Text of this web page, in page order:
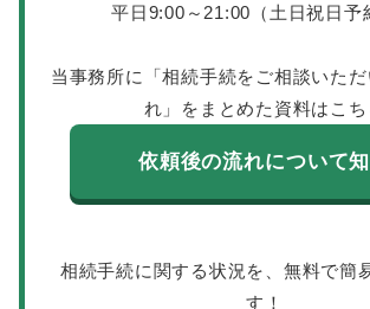
平日9:00～21:00（土日祝日予
当事務所に「相続手続をご相談いた
れ」をまとめた資料はこち
依頼後の流れについて
相続手続に関する状況を、無料で簡
す！